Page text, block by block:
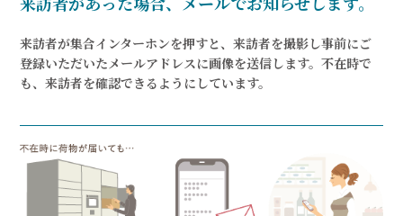
来訪者が集合インターホンを押すと、来訪者を撮影し事前にご
登録いただいたメールアドレスに画像を送信します。不在時で
も、来訪者を確認できるようにしています。